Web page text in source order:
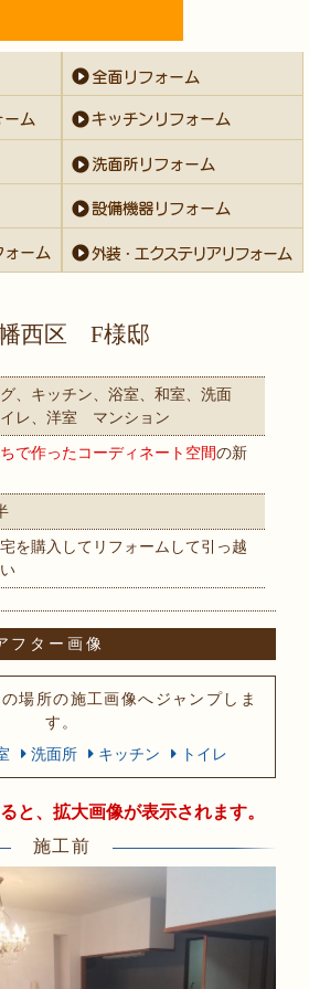
西区 F様邸
、キッチン、浴室、和室、洗面
レ、洋室 マンション
で作ったコーディネート空間の新
を購入してリフォームして引っ越
フター画像
場所の施工画像へジャンプしま
す。
洗面所 キッチン トイレ
と、拡大画像が表示されます。
施工前